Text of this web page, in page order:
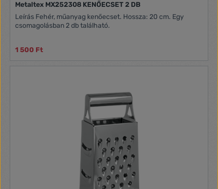
Metaltex MX252308 KENŐECSET 2 DB
Leírás Fehér, műanyag kenőecset. Hossza: 20 cm. Egy
1 500 Ft